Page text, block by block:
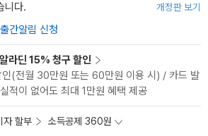
니다. 개정판 보기
간알림 신청
라딘 15% 청구 할인
인(전월 30만원 또는 60만원 이용 시) / 카드 발
적이 없어도 최대 1만원 혜택 제공
자 할부 소득공제 360원